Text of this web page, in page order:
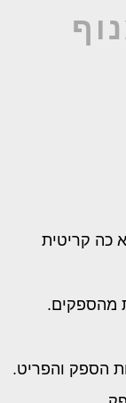
קריטית
הספק והפריט.